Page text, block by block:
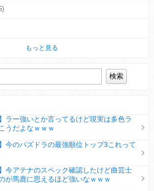
もっと見る
ラー強いとか言ってるけど現実は多色ラ
うだよなｗｗｗ
今のパズドラの最強順位トップ3これって
今アテナのスペック確認したけど曲芸士
が馬鹿に思えるほど強いなｗｗｗ